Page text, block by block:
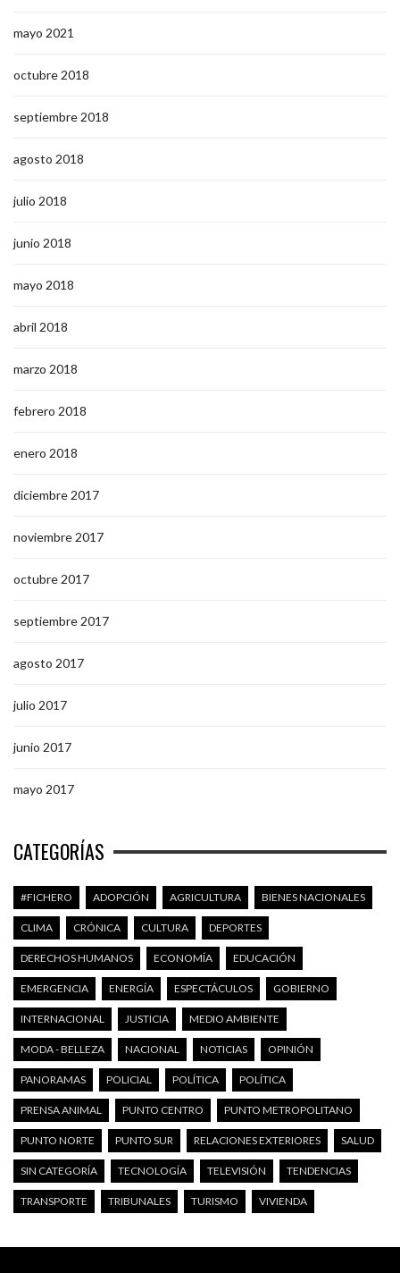
mayo 2021
octubre 2018
septiembre 2018
agosto 2018
julio 2018
junio 2018
mayo 2018
abril 2018
marzo 2018
febrero 2018
enero 2018
diciembre 2017
noviembre 2017
octubre 2017
septiembre 2017
agosto 2017
julio 2017
junio 2017
mayo 2017
CATEGORÍAS
#FICHERO ADOPCIÓN AGRICULTURA BIENES NACIONALES
CLIMA CRÓNICA CULTURA DEPORTES
DERECHOS HUMANOS ECONOMÍA EDUCACIÓN
EMERGENCIA ENERGÍA ESPECTÁCULOS GOBIERNO
INTERNACIONAL JUSTICIA MEDIO AMBIENTE
MODA - BELLEZA NACIONAL NOTICIAS OPINIÓN
PANORAMAS POLICIAL POLÍTICA POLÍTICA
PRENSA ANIMAL PUNTO CENTRO PUNTO METROPOLITANO
PUNTO NORTE PUNTO SUR RELACIONES EXTERIORES SALUD
SIN CATEGORÍA TECNOLOGÍA TELEVISIÓN TENDENCIAS
TRANSPORTE TRIBUNALES TURISMO VIVIENDA